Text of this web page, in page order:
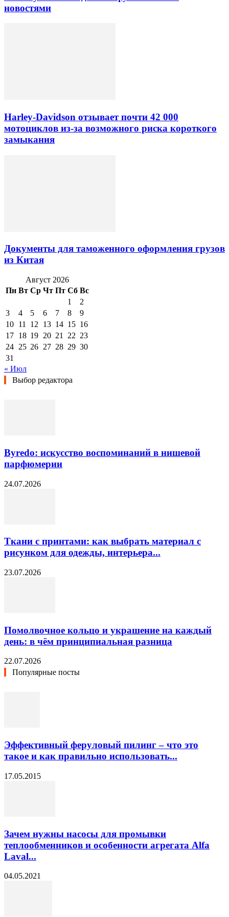
новостями
Harley-Davidson отзывает почти 42 000
мотоциклов из-за возможного риска короткого
замыкания
Документы для таможенного оформления грузов
из Китая
Август 2026
Пн Вт Ср Чт Пт Сб Вс
1
2
3
4 5 6 7 8
9
10 11 12 13 14 15 16
17 18 19 20 21 22 23
24 25 26 27 28 29 30
31
« Июл
Выбор редактора
Byredo: искусство воспоминаний в нишевой
парфюмерии
24.07.2026
Ткани с принтами: как выбрать материал с
рисунком для одежды, интерьера...
23.07.2026
Помолвочное кольцо и украшение на каждый
день: в чём принципиальная разница
22.07.2026
Популярные посты
Эффективный феруловый пилинг – что это
такое и как правильно использовать...
17.05.2015
Зачем нужны насосы для промывки
теплообменников и особенности агрегата Alfa
Laval...
04.05.2021